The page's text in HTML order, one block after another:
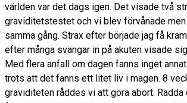
världen var det dags igen. Det visade två
graviditetstestet och vi blev förvånade
samma gång. Strax efter började jag få
efter många svängar in på akuten visade
Med flera anfall om dagen fanns inget
trots att det fanns ett litet liv i magen. 8
graviditeten råddes vi att göra abort. Rädda